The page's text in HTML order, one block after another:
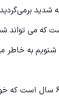
شدید
می بینیم یا
شگفت انگیز است،